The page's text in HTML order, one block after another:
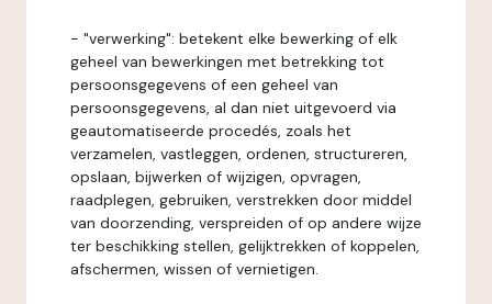
- "verwerking": betekent elke bewerking of elk
geheel van bewerkingen met betrekking tot
persoonsgegevens of een geheel van
persoonsgegevens, al dan niet uitgevoerd via
geautomatiseerde procedés, zoals het
verzamelen, vastleggen, ordenen, structureren,
opslaan, bijwerken of wijzigen, opvragen,
raadplegen, gebruiken, verstrekken door middel
van doorzending, verspreiden of op andere wijze
ter beschikking stellen, gelijktrekken of koppelen,
afschermen, wissen of vernietigen.